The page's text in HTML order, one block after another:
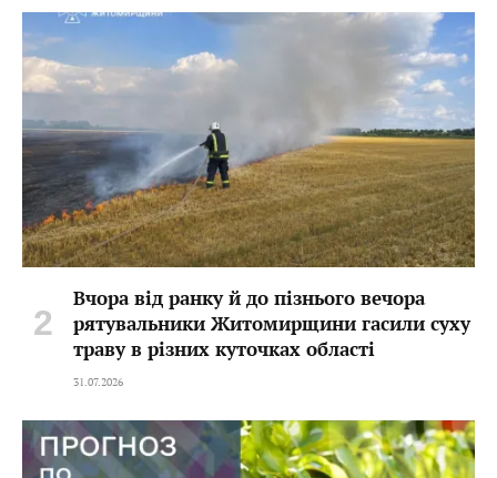
Вчора від ранку й до пізнього вечора
рятувальники Житомирщини гасили суху
траву в різних куточках області
31.07.2026